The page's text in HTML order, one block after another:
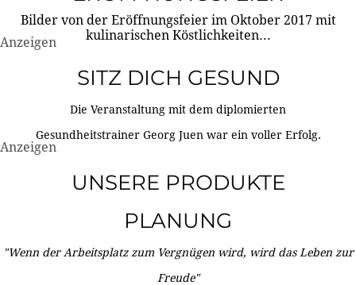
Bilder von der Eröffnungsfeier im Oktober 2017 mit
kulinarischen Köstlichkeiten...
Anzeigen
SITZ DICH GESUND
Die Veranstaltung mit dem diplomierten
Gesundheitstrainer Georg Juen war ein voller Erfolg.
Anzeigen
UNSERE PRODUKTE
PLANUNG
"Wenn der Arbeitsplatz zum Vergnügen wird, wird das Leben zur
Freude"